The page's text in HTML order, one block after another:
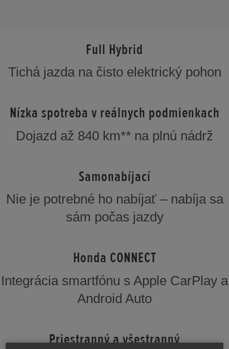
Full Hybrid
Tichá jazda na čisto elektrický pohon
Nízka spotreba v reálnych podmienkach
Dojazd až 840 km** na plnú nádrž
Samonabíjací
Nie je potrebné ho nabíjať – nabíja sa
sám počas jazdy
Honda CONNECT
Integrácia smartfónu s Apple CarPlay a
Android Auto
Priestranný a všestranný